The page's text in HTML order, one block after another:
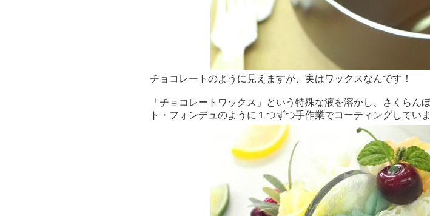
チョコレートのように見えますが、実はワックスなんです！
「チョコレートワックス」という特殊な液を溶かし、さくら
ト・フォンデュのように１つずつ手作業でコーティングしていま